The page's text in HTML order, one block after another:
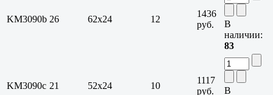
KM3090b 26 62х24 12
1436
руб.
В
наличии:
83
KM3090c 21 52х24 10
1117
руб.
В